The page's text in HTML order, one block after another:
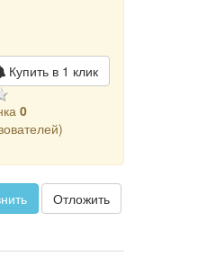
Купить в 1 клик
0
Отложить